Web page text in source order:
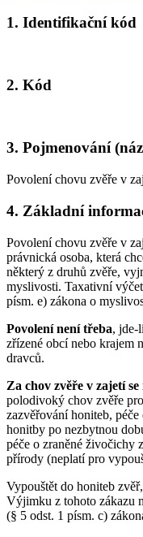
1. Identifikační kód
2. Kód
3. Pojmenování
Povolení chovu zvěře v
4. Základní
Povolení chovu zvěře v
právnická osoba, která
některý z druhů zvěře,
myslivosti. Taxativní
písm. e) zákona o
Povolení není třeba, jde-
zřízené obcí nebo krajem
dravců.
Za chov zvěře v zajetí
polodivoký chov zvěře
zazvěřování honiteb,
honitby po nezbytnou
péče o zraněné živočichy
přírody (neplatí pro
Vypouštět do honiteb
Výjimku z tohoto zákazu
(§ 5 odst. 1 písm. c)